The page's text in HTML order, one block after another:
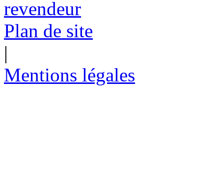
Plan de site
|
Mentions légales